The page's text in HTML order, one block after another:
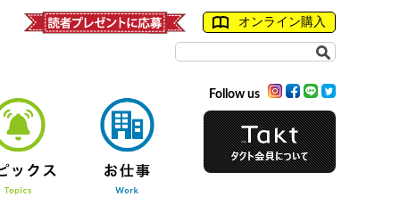
オンライン購入
Follow us